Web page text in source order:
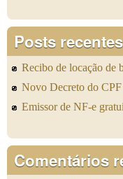
Posts
Recibo de locação de
Novo Decreto do CPF
Emissor de NF-e
Comentários